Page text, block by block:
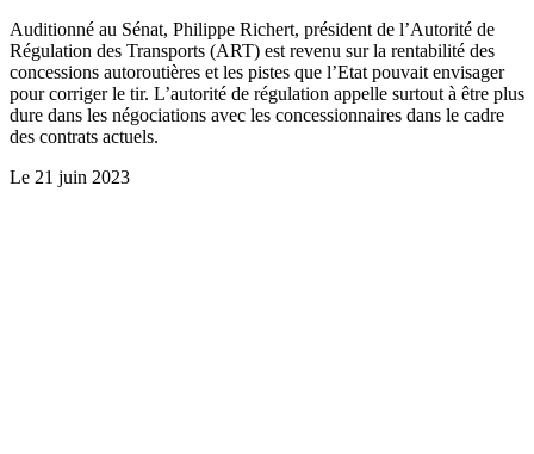
Auditionné au Sénat, Philippe Richert, président de l’Autorité de
Régulation des Transports (ART) est revenu sur la rentabilité des
concessions autoroutières et les pistes que l’Etat pouvait envisager
pour corriger le tir. L’autorité de régulation appelle surtout à être plus
dure dans les négociations avec les concessionnaires dans le cadre
des contrats actuels.
Le 21 juin 2023